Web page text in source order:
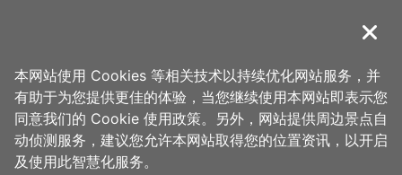
導覽
首页 > 想去的地方 > 住宿 > 三扬精品商旅
三扬精品商旅 周边店家
关闭
本网站使用 Cookies 等相关技术以持续优化网站服务，并
有助于为您提供更佳的体验，当您继续使用本网站即表示您
同意我们的 Cookie 使用政策。另外，网站提供周边景点自
动侦测服务，建议您允许本网站取得您的位置资讯，以开启
及使用此智慧化服务。